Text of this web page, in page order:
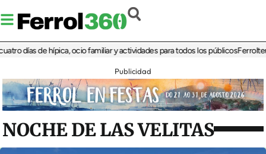
de hípica, ocio familiar y actividades para todos los públicosFerrolterra
Publicidad
NOCHE DE LAS VELITAS